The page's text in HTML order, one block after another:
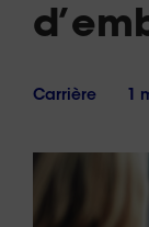
Carrière 1